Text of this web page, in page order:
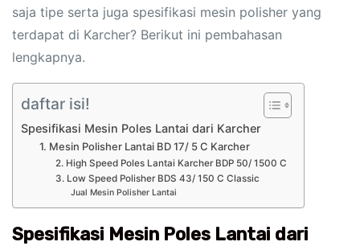
saja tipe serta juga spesifikasi mesin polisher yang
terdapat di Karcher? Berikut ini pembahasan
lengkapnya.
daftar isi!
Spesifikasi Mesin Poles Lantai dari Karcher
1. Mesin Polisher Lantai BD 17/ 5 C Karcher
2. High Speed Poles Lantai Karcher BDP 50/ 1500 C
3. Low Speed Polisher BDS 43/ 150 C Classic
Jual Mesin Polisher Lantai
Spesifikasi Mesin Poles Lantai dari